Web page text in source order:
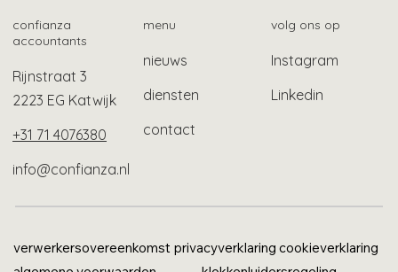
confianza
accountants
Rijnstraat 3
2223 EG Katwijk
+31 71 4076380
info@confianza.nl
menu
nieuws
diensten
contact
volg ons op
Instagram
Linkedin
verwerkersovereenkomst privacyverklaring cookieverklaring